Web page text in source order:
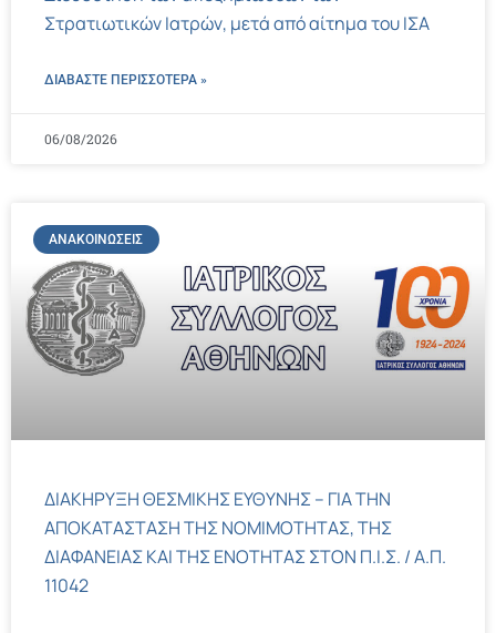
Στρατιωτικών Ιατρών, μετά από αίτημα του ΙΣΑ
ΔΙΑΒΑΣΤΕ ΠΕΡΙΣΣΌΤΕΡΑ »
06/08/2026
ΑΝΑΚΟΙΝΏΣΕΙΣ
ΔΙΑΚΗΡΥΞΗ ΘΕΣΜΙΚΗΣ ΕΥΘΥΝΗΣ – ΓΙΑ ΤΗΝ
ΑΠΟΚΑΤΑΣΤΑΣΗ ΤΗΣ ΝΟΜΙΜΟΤΗΤΑΣ, ΤΗΣ
ΔΙΑΦΑΝΕΙΑΣ ΚΑΙ ΤΗΣ ΕΝΟΤΗΤΑΣ ΣΤΟΝ Π.Ι.Σ. / Α.Π.
11042